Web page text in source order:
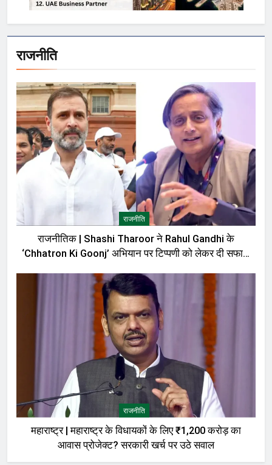
राजनीति
राजनीति
राजनीतिक | Shashi Tharoor ने Rahul Gandhi के
‘Chhatron Ki Goonj’ अभियान पर टिप्पणी को लेकर दी सफाई,
राजनीति
महाराष्ट्र | महाराष्ट्र के विधायकों के लिए ₹1,200 करोड़ का
आवास प्रोजेक्ट? सरकारी खर्च पर उठे सवाल